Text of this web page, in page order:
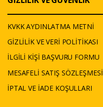
KVKK AYDINLATMA METNİ
GİZLİLİK VE VERİ POLİTİKASI
İLGİLİ KİŞİ BAŞVURU FORMU
MESAFELİ SATIŞ SÖZLEŞMESİ
İPTAL VE İADE KOŞULLARI